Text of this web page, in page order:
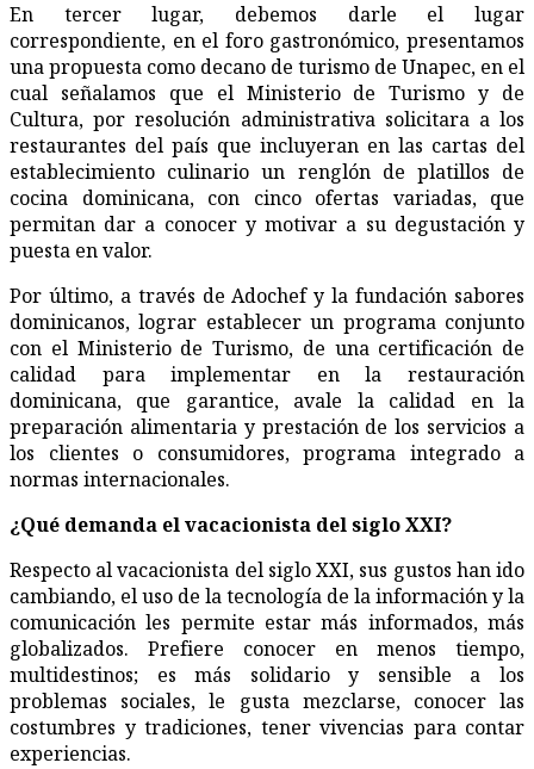
En tercer lugar, debemos darle el lugar
correspondiente, en el foro gastronómico, presentamos
una propuesta como decano de turismo de Unapec, en el
cual señalamos que el Ministerio de Turismo y de
Cultura, por resolución administrativa solicitara a los
restaurantes del país que incluyeran en las cartas del
establecimiento culinario un renglón de platillos de
cocina dominicana, con cinco ofertas variadas, que
permitan dar a conocer y motivar a su degustación y
puesta en valor.
Por último, a través de Adochef y la fundación sabores
dominicanos, lograr establecer un programa conjunto
con el Ministerio de Turismo, de una certificación de
calidad para implementar en la restauración
dominicana, que garantice, avale la calidad en la
preparación alimentaria y prestación de los servicios a
los clientes o consumidores, programa integrado a
normas internacionales.
¿Qué demanda el vacacionista del siglo XXI?
Respecto al vacacionista del siglo XXI, sus gustos han ido
cambiando, el uso de la tecnología de la información y la
comunicación les permite estar más informados, más
globalizados. Prefiere conocer en menos tiempo,
multidestinos; es más solidario y sensible a los
problemas sociales, le gusta mezclarse, conocer las
costumbres y tradiciones, tener vivencias para contar
experiencias.